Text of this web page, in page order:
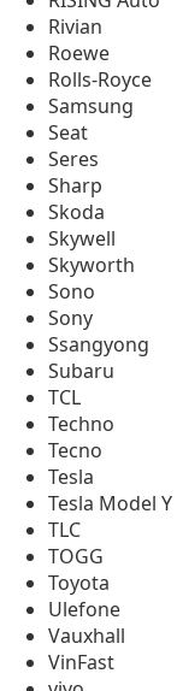
Rivian
Roewe
Rolls-Royce
Samsung
Seat
Seres
Sharp
Skoda
Skywell
Skyworth
Sono
Sony
Ssangyong
Subaru
TCL
Techno
Tecno
Tesla
Tesla Model Y
TLC
TOGG
Toyota
Ulefone
Vauxhall
VinFast